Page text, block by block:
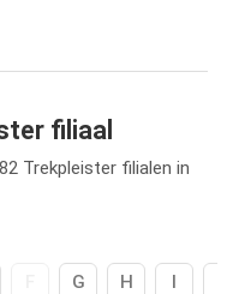
filiaal
Trekpleister filialen in
G H I